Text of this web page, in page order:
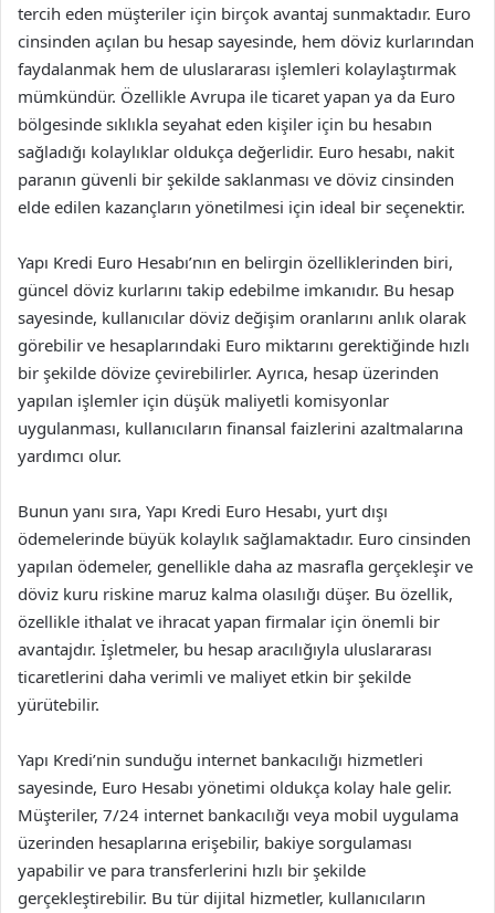
tercih eden müşteriler için birçok avantaj sunmaktadır. Euro
cinsinden açılan bu hesap sayesinde, hem döviz kurlarından
faydalanmak hem de uluslararası işlemleri kolaylaştırmak
mümkündür. Özellikle Avrupa ile ticaret yapan ya da Euro
bölgesinde sıklıkla seyahat eden kişiler için bu hesabın
sağladığı kolaylıklar oldukça değerlidir. Euro hesabı, nakit
paranın güvenli bir şekilde saklanması ve döviz cinsinden
elde edilen kazançların yönetilmesi için ideal bir seçenektir.
Yapı Kredi Euro Hesabı’nın en belirgin özelliklerinden biri,
güncel döviz kurlarını takip edebilme imkanıdır. Bu hesap
sayesinde, kullanıcılar döviz değişim oranlarını anlık olarak
görebilir ve hesaplarındaki Euro miktarını gerektiğinde hızlı
bir şekilde dövize çevirebilirler. Ayrıca, hesap üzerinden
yapılan işlemler için düşük maliyetli komisyonlar
uygulanması, kullanıcıların finansal faizlerini azaltmalarına
yardımcı olur.
Bunun yanı sıra, Yapı Kredi Euro Hesabı, yurt dışı
ödemelerinde büyük kolaylık sağlamaktadır. Euro cinsinden
yapılan ödemeler, genellikle daha az masrafla gerçekleşir ve
döviz kuru riskine maruz kalma olasılığı düşer. Bu özellik,
özellikle ithalat ve ihracat yapan firmalar için önemli bir
avantajdır. İşletmeler, bu hesap aracılığıyla uluslararası
ticaretlerini daha verimli ve maliyet etkin bir şekilde
yürütebilir.
Yapı Kredi’nin sunduğu internet bankacılığı hizmetleri
sayesinde, Euro Hesabı yönetimi oldukça kolay hale gelir.
Müşteriler, 7/24 internet bankacılığı veya mobil uygulama
üzerinden hesaplarına erişebilir, bakiye sorgulaması
yapabilir ve para transferlerini hızlı bir şekilde
gerçekleştirebilir. Bu tür dijital hizmetler, kullanıcıların